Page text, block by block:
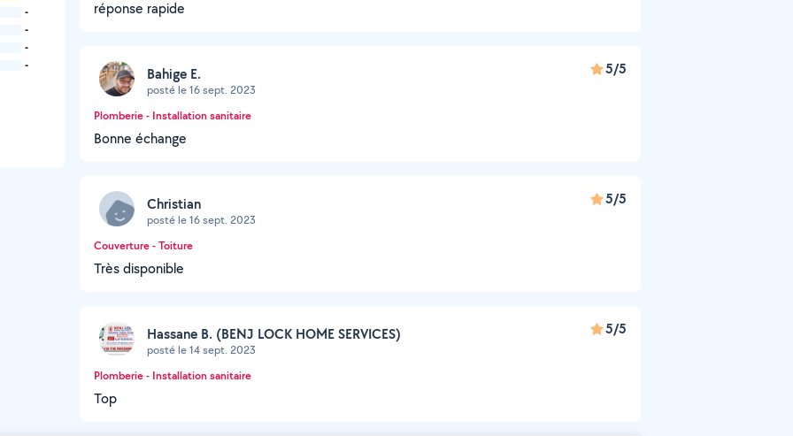
-
-
-
-
réponse rapide
Bahige E.
posté le 16 sept. 2023
5/5
Plomberie - Installation sanitaire
Bonne échange
Christian
posté le 16 sept. 2023
5/5
Couverture - Toiture
Très disponible
Hassane B. (BENJ LOCK HOME SERVICES)
posté le 14 sept. 2023
5/5
Plomberie - Installation sanitaire
Top